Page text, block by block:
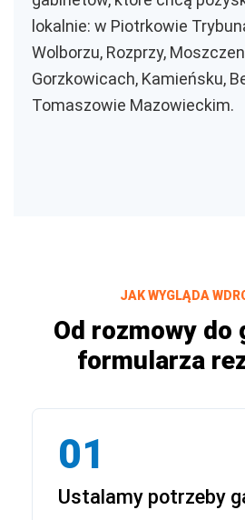
lokalnie: w Piotrkowie
Wolborzu, Rozprzy,
Gorzkowicach, Kamieńsku,
Tomaszowie Mazowieckim.
JAK WYGLĄDA
Od rozmowy do
formularza
01
Ustalamy potrzeby